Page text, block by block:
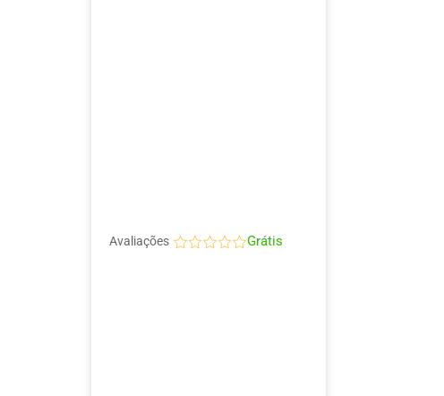
Avaliações Grátis